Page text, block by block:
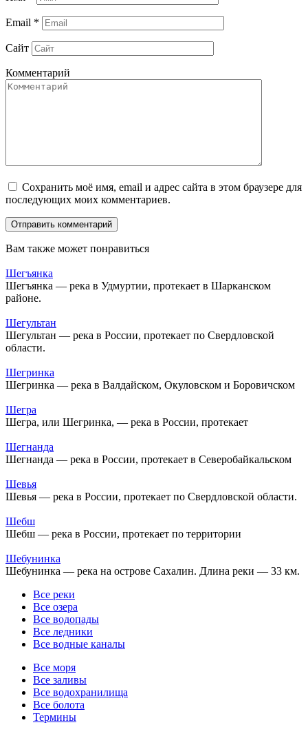
Email *
Сайт
Комментарий
Сохранить моё имя, email и адрес сайта в этом браузере для
последующих моих комментариев.
Вам также может понравиться
Шегъянка
Шегъянка — река в Удмуртии, протекает в Шарканском
районе.
Шегультан
Шегультан — река в России, протекает по Свердловской
области.
Шегринка
Шегринка — река в Валдайском, Окуловском и Боровичском
Шегра
Шегра, или Шегринка, — река в России, протекает
Шегнанда
Шегнанда — река в России, протекает в Северобайкальском
Шевья
Шевья — река в России, протекает по Свердловской области.
Шебш
Шебш — река в России, протекает по территории
Шебунинка
Шебунинка — река на острове Сахалин. Длина реки — 33 км.
Все реки
Все озера
Все водопады
Все ледники
Все водные каналы
Все моря
Все заливы
Все водохранилища
Все болота
Термины